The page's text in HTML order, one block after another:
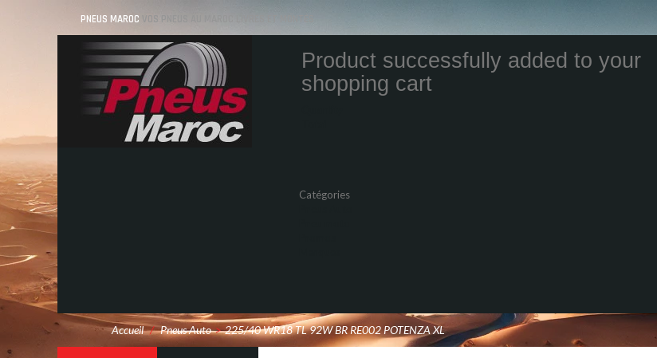
PNEUS MAROC VOS PNEUS AU MAROC LIVRÉS ET MONTÉS
Product successfully added to your
shopping cart
Catégories
Accueil / Pneus Auto > 225/40 WR18 TL 92W BR RE002 POTENZA XL